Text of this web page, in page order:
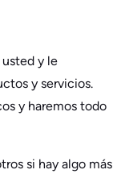
y le
y servicios.
y haremos todo
si hay algo más